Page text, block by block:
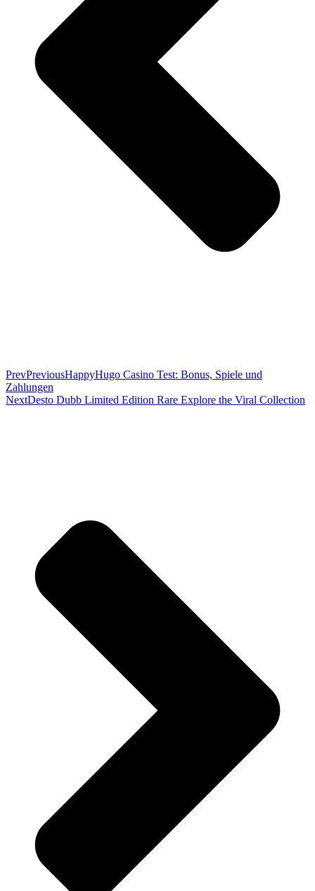
PrevPreviousHappyHugo Casino Test: Bonus, Spiele und
Zahlungen
NextDesto Dubb Limited Edition Rare Explore the Viral Collection